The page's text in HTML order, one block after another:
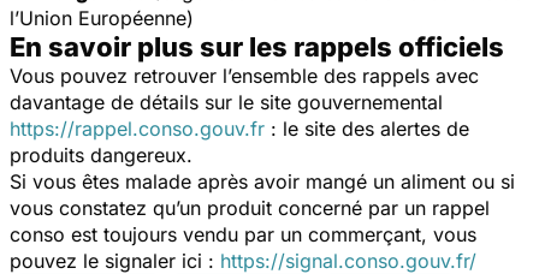
l’Union Européenne)
En savoir plus sur les rappels officiels
Vous pouvez retrouver l’ensemble des rappels avec
davantage de détails sur le site gouvernemental
https://rappel.conso.gouv.fr : le site des alertes de
produits dangereux.
Si vous êtes malade après avoir mangé un aliment ou si
vous constatez qu’un produit concerné par un rappel
conso est toujours vendu par un commerçant, vous
pouvez le signaler ici : https://signal.conso.gouv.fr/